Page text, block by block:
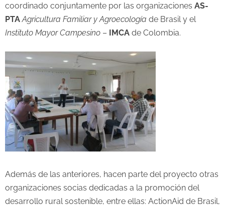
coordinado conjuntamente por las organizaciones AS-
PTA Agricultura Familiar y Agroecología de Brasil y el
Instituto Mayor Campesino – IMCA de Colombia.
Además de las anteriores, hacen parte del proyecto otras
organizaciones socias dedicadas a la promoción del
desarrollo rural sostenible, entre ellas: ActionAid de Brasil,